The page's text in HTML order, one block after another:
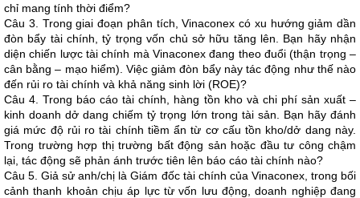
chỉ mang tính thời điểm?
Câu 3. Trong giai đoạn phân tích, Vinaconex có xu hướng giảm dần
đòn bẩy tài chính, tỷ trọng vốn chủ sở hữu tăng lên. Bạn hãy nhận
diện chiến lược tài chính mà Vinaconex đang theo đuổi (thận trọng –
cân bằng – mạo hiểm). Việc giảm đòn bẩy này tác động như thế nào
đến rủi ro tài chính và khả năng sinh lời (ROE)?
Câu 4. Trong báo cáo tài chính, hàng tồn kho và chi phí sản xuất –
kinh doanh dở dang chiếm tỷ trọng lớn trong tài sản. Bạn hãy đánh
giá mức độ rủi ro tài chính tiềm ẩn từ cơ cấu tồn kho/dở dang này.
Trong trường hợp thị trường bất động sản hoặc đầu tư công chậm
lại, tác động sẽ phản ánh trước tiên lên báo cáo tài chính nào?
Câu 5. Giả sử anh/chị là Giám đốc tài chính của Vinaconex, trong bối
cảnh thanh khoản chịu áp lực từ vốn lưu động, doanh nghiệp đang